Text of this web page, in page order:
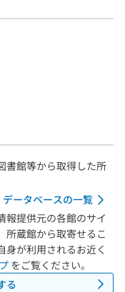
書館等から取得した所
ータベースの一覧
報提供元の各館のサイ
所蔵館から取寄せるこ
身が利用されるお近く
をご覧ください。
る